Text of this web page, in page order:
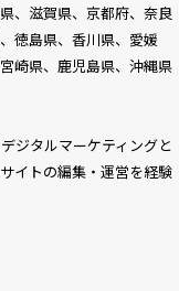
、滋賀県、京都府、奈良
徳島県、香川県、愛媛
崎県、鹿児島県、沖縄県
ジタルマーケティングと
イトの編集・運営を経験